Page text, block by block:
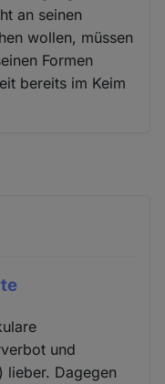
an seinen
wollen, müssen
Formen
bereits im Keim
und
lieber. Dagegen